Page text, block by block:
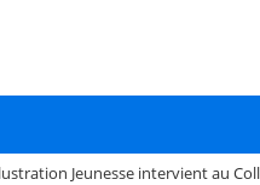
Jeunesse intervient au